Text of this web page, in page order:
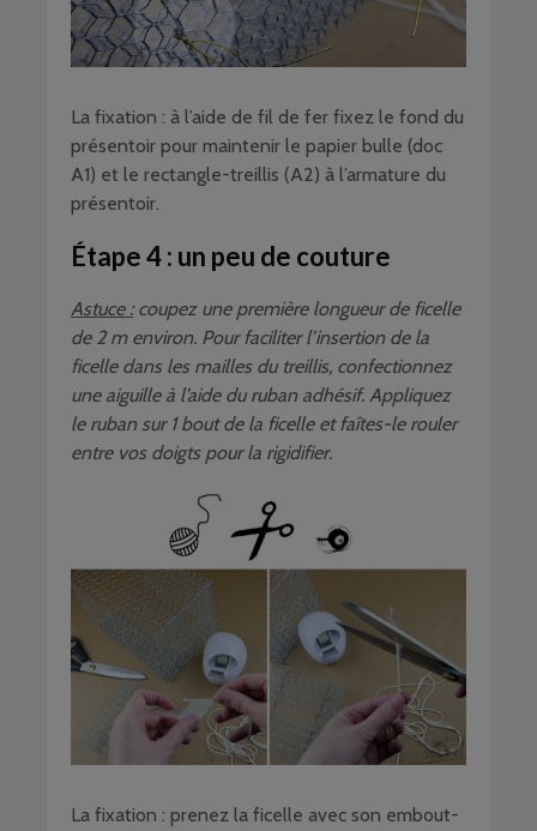
La fixation : à l’aide de fil de fer fixez le fond du
présentoir pour maintenir le papier bulle (doc
A1) et le rectangle-treillis (A2) à l’armature du
présentoir.
Étape 4 : un peu de couture
Astuce :coupez une première longueur de ficelle
de 2 m environ. Pour faciliter l’insertion de la
ficelle dans les mailles du treillis, confectionnez
une aiguille à l’aide du ruban adhésif. Appliquez
le ruban sur 1 bout de la ficelle et faîtes-le rouler
entre vos doigts pour la rigidifier.
La fixation : prenez la ficelle avec son embout-